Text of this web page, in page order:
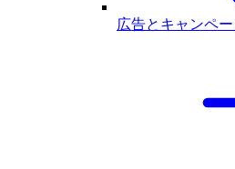
広告とキャンペ